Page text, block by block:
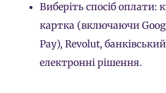
Виберіть спосіб оплати:
картка (включаючи
Pay), Revolut,
електронні рішення.